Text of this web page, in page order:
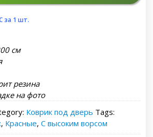
за 1 шт.
см
резина
на фото
Коврик под дверь Tags:
, Красные, С высоким ворсом